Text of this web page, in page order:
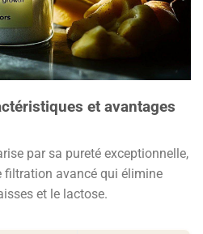
et avantages
par sa pureté exceptionnelle,
filtration avancé qui élimine
et le lactose.